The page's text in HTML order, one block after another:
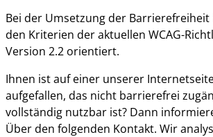
Bei der Umsetzung der
den Kriterien der aktuellen WCAG-
Version 2.2 orientiert.
Ihnen ist auf einer unserer
aufgefallen, das nicht barrierefrei
vollständig nutzbar ist? Dann
Über den folgenden Kontakt. Wir